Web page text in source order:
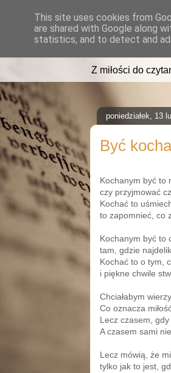
Z miłości do
poniedziałek, 13
Być
Kochanym być to
czy przyjmować
Kochać to
to zapomnieć, co
Kochanym być to
tam, gdzie
Kochać to o tym,
i piękne chwile
Chciałabym
Co oznacza
Lecz czasem,
A czasem sami
Lecz mówią, że
tylko jak to jest,
This site uses cookies from
are shared with Google along
statistics, and to detect and